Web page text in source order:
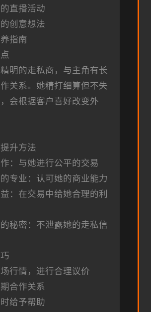
直播活动
创意想法
指南
明的走私商，与主角有长
关系。她精打细算但不失
会根据客户喜好改变外
升方法
：与她进行公平的交易
专业：认可她的商业能力
：在交易中给她合理的利
秘密：不泄露她的走私信
行情，进行合理议价
合作关系
给予帮助